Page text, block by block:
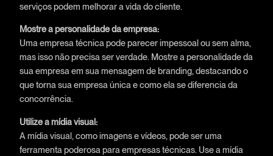
serviços podem melhorar a vida do cliente.
Mostre a personalidade da empresa:
Uma empresa técnica pode parecer impessoal ou sem alma,
mas isso não precisa ser verdade. Mostre a personalidade da
sua empresa em sua mensagem de branding, destacando o
que torna sua empresa única e como ela se diferencia da
concorrência.
Utilize a mídia visual:
A mídia visual, como imagens e vídeos, pode ser uma
ferramenta poderosa para empresas técnicas. Use a mídia